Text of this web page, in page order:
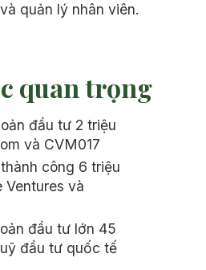
quản lý nhân viên.
quan trọng
đầu tư 2 triệu
và CVM017
công 6 triệu
Ventures và
đầu tư lớn 45
đầu tư quốc tế